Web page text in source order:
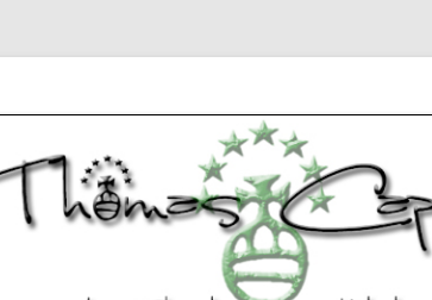
Chartreuse